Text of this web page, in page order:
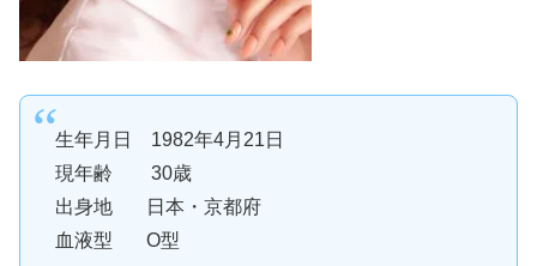
生年月日 1982年4月21日
現年齢 30歳
出身地 日本・京都府
血液型 O型